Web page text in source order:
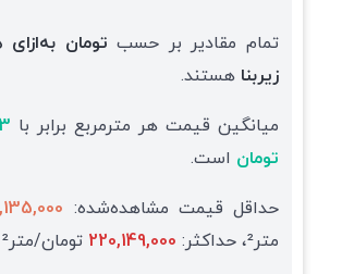
تمام مقادیر بر حسب تومان به‌ازای
زیربنا هستند.
میانگین قیمت هر مترمربع برابر با
تومان است.
حداقل قیمت مشاهده‌شده:
متر²، حداکثر:
220,149,000 تومان/متر²